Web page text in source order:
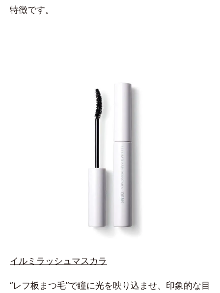
特徴です。
イルミラッシュマスカラ
“レフ板まつ毛”で瞳に光を映り込ませ、印象的な目